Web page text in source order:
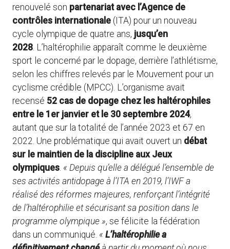
renouvelé son partenariat avec l’Agence de
contrôles internationale (ITA) pour un nouveau
cycle olympique de quatre ans, jusqu’en
2028. L’haltérophilie apparaît comme le deuxième
sport le concerné par le dopage, derrière l’athlétisme,
selon les chiffres relevés par le Mouvement pour un
cyclisme crédible (MPCC). L’organisme avait
recensé 52 cas de dopage chez les haltérophiles
entre le 1er janvier et le 30 septembre 2024,
autant que sur la totalité de l’année 2023 et 67 en
2022. Une problématique qui avait ouvert un débat
sur le maintien de la discipline aux Jeux
olympiques. « Depuis qu’elle a délégué l’ensemble de
ses activités antidopage à l’ITA en 2019, l’IWF a
réalisé des réformes majeures, renforçant l’intégrité
de l’haltérophilie et sécurisant sa position dans le
programme olympique », se félicite la fédération
dans un communiqué. « L’haltérophilie a